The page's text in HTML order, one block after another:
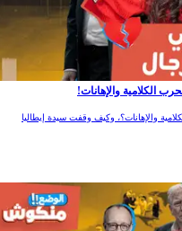
والإهانات!
والإهانات؟، وكيف وقفت سيدة إيطاليا